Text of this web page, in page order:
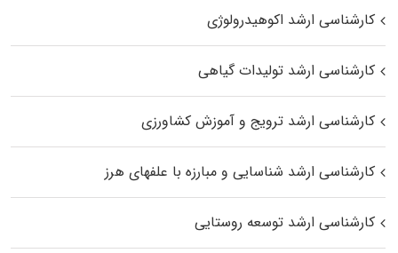
کارشناسی ارشد اکوهیدرولوژی
کارشناسی ارشد تولیدات گیاهی
کارشناسی ارشد ترویج و آموزش کشاورزی
کارشناسی ارشد شناسایی و مبارزه با علفهای هرز
کارشناسی ارشد توسعه روستایی